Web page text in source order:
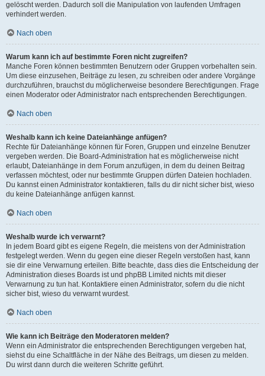
gelöscht werden. Dadurch soll die Manipulation von laufenden Umfragen
verhindert werden.
Nach oben
Warum kann ich auf bestimmte Foren nicht zugreifen?
Manche Foren können bestimmten Benutzern oder Gruppen vorbehalten sein.
Um diese einzusehen, Beiträge zu lesen, zu schreiben oder andere Vorgänge
durchzuführen, brauchst du möglicherweise besondere Berechtigungen. Frage
einen Moderator oder Administrator nach entsprechenden Berechtigungen.
Nach oben
Weshalb kann ich keine Dateianhänge anfügen?
Rechte für Dateianhänge können für Foren, Gruppen und einzelne Benutzer
vergeben werden. Die Board-Administration hat es möglicherweise nicht
erlaubt, Dateianhänge in dem Forum anzufügen, in dem du deinen Beitrag
verfassen möchtest, oder nur bestimmte Gruppen dürfen Dateien hochladen.
Du kannst einen Administrator kontaktieren, falls du dir nicht sicher bist, wieso
du keine Dateianhänge anfügen kannst.
Nach oben
Weshalb wurde ich verwarnt?
In jedem Board gibt es eigene Regeln, die meistens von der Administration
festgelegt werden. Wenn du gegen eine dieser Regeln verstoßen hast, kann
sie dir eine Verwarnung erteilen. Bitte beachte, dass dies die Entscheidung der
Administration dieses Boards ist und phpBB Limited nichts mit dieser
Verwarnung zu tun hat. Kontaktiere einen Administrator, sofern du die nicht
sicher bist, wieso du verwarnt wurdest.
Nach oben
Wie kann ich Beiträge den Moderatoren melden?
Wenn ein Administrator die entsprechenden Berechtigungen vergeben hat,
siehst du eine Schaltfläche in der Nähe des Beitrags, um diesen zu melden.
Du wirst dann durch die weiteren Schritte geführt.